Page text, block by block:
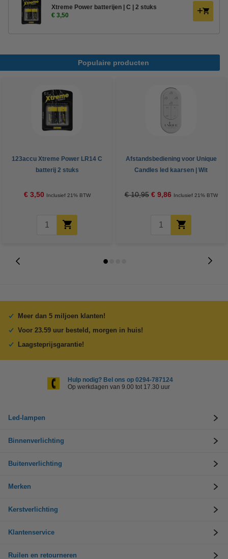
Xtreme Power batterijen | C | 2 stuks
€ 3,50
Populaire producten
123accu Xtreme Power LR14 C
batterij 2 stuks
€ 3,50 Inclusief 21% BTW
Afstandsbediening voor Unique
Candles led kaarsen | Wit
€ 10,95 € 9,86 Inclusief 21% BTW
Meer dan 5 miljoen klanten!
Voor 23.59 uur besteld, morgen in huis!
Laagsteprijsgarantie!
Hulp nodig? Bel ons op 0294-787124
Op werkdagen van 9.00 tot 17.30 uur
Led-lampen
Binnenverlichting
Buitenverlichting
Merken
Kerstverlichting
Klantenservice
Ruilen en retourneren